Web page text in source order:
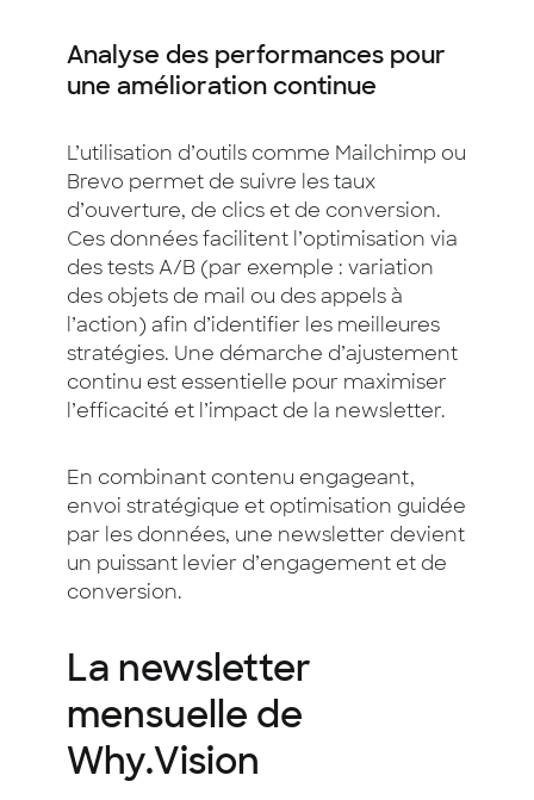
Analyse des performances pour
une amélioration continue
L’utilisation d’outils comme Mailchimp ou
Brevo permet de suivre les taux
d’ouverture, de clics et de conversion.
Ces données facilitent l’optimisation via
des tests A/B (par exemple : variation
des objets de mail ou des appels à
l’action) afin d’identifier les meilleures
stratégies. Une démarche d’ajustement
continu est essentielle pour maximiser
l’efficacité et l’impact de la newsletter.
En combinant contenu engageant,
envoi stratégique et optimisation guidée
par les données, une newsletter devient
un puissant levier d’engagement et de
conversion.
La newsletter
mensuelle de
Why.Vision